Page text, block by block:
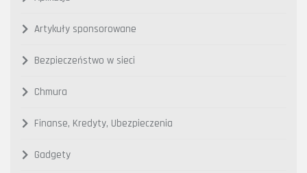
Artykuły sponsorowane
Bezpieczeństwo w sieci
Chmura
Finanse, Kredyty, Ubezpieczenia
Gadgety